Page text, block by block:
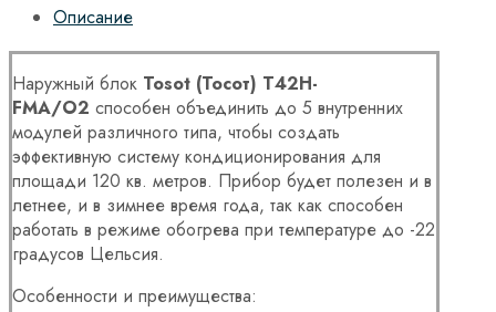
Описание
Наружный блок Tosot (Тосот) T42H-
FMA/O2 способен объединить до 5 внутренних
модулей различного типа, чтобы создать
эффективную систему кондиционирования для
площади 120 кв. метров. Прибор будет полезен и в
летнее, и в зимнее время года, так как способен
работать в режиме обогрева при температуре до -22
градусов Цельсия.
Особенности и преимущества: